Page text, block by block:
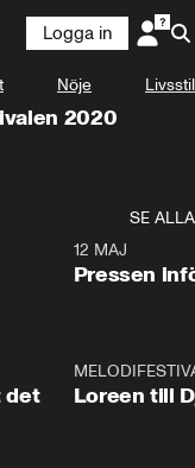
Logga in
Nöje Livsstil
2020
SE ALLA
12 MAJ
Pressen
det
Loreen till